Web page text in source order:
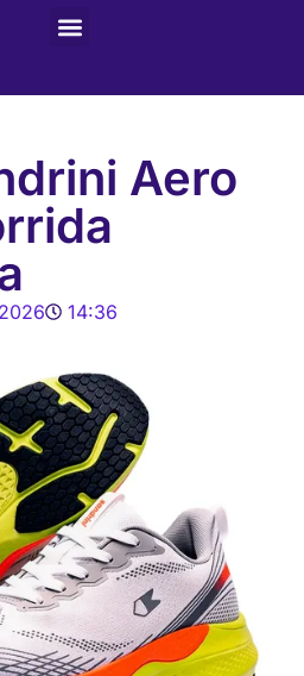
Aero
14:36